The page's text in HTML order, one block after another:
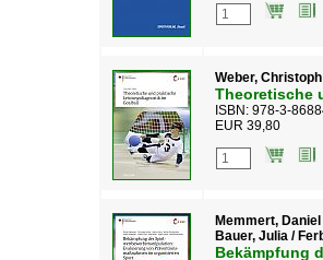
Weber, Christoph
Theoretische
ISBN: 978-3-
EUR 39,80
Memmert,
Bauer, Julia /
Bekämpfung